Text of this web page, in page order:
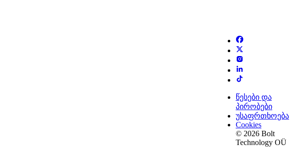
წესები და
პირობები
უსაფრთხოება
Cookies
© 2026 Bolt
Technology OÜ